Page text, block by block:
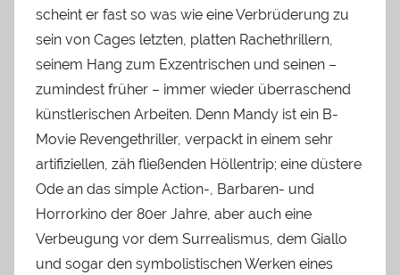
scheint er fast so was wie eine Verbrüderung zu
sein von Cages letzten, platten Rachethrillern,
seinem Hang zum Exzentrischen und seinen –
zumindest früher – immer wieder überraschend
künstlerischen Arbeiten. Denn Mandy ist ein B-
Movie Revengethriller, verpackt in einem sehr
artifiziellen, zäh fließenden Höllentrip; eine düstere
Ode an das simple Action-, Barbaren- und
Horrorkino der 80er Jahre, aber auch eine
Verbeugung vor dem Surrealismus, dem Giallo
und sogar den symbolistischen Werken eines